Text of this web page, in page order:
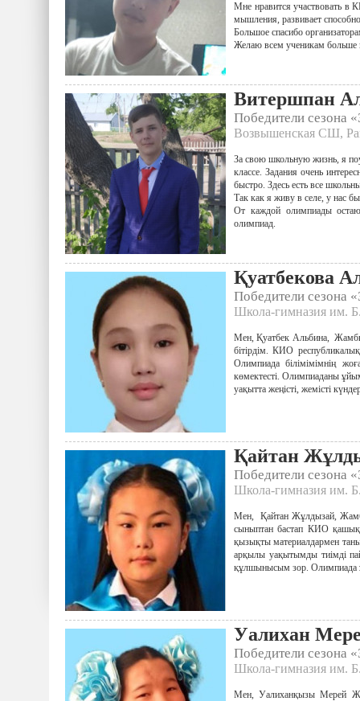
Мне нравится участвовать в
мышления, развивает
Большое спасибо
Желаю всем ученикам больше
Витершпан
Победители сезона
Возвышенская СШ,
За свою школьную жизнь, я
классе. Задания очень
быстро. Здесь есть все
Так как я живу в селе, у нас
От каждой олимпиады
олимпиад.
Қуатбекова
Победители сезона
Школа-гимназия им.
Мен, Қуатбек Альбина,
бітірдім. КИО
Олимпиада білімімімнің
көмектесті. Олимпиаданы
уақытта жеңісті, жемісті
Қайтан
Победители сезона
Школа-гимназия им.
Мен, Қайтан Жұлдызай,
сыныптан бастап КИО
қызықты материалдармен
арқылы уақытымды тиімді
құлшынысым зор. Олимпиада
Уалихан
Победители сезона
Школа-гимназия им.
Мен, Уалиханқызы Мерей